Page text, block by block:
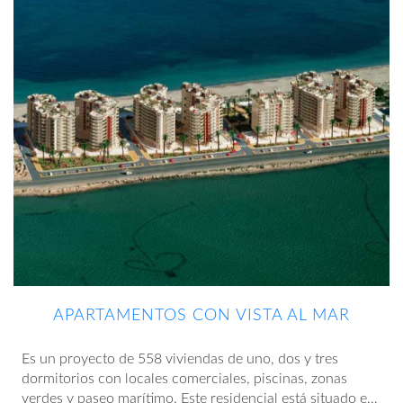
APARTAMENTOS CON VISTA AL MAR
Es un proyecto de 558 viviendas de uno, dos y tres
dormitorios con locales comerciales, piscinas, zonas
verdes y paseo marítimo. Este residencial está situado en